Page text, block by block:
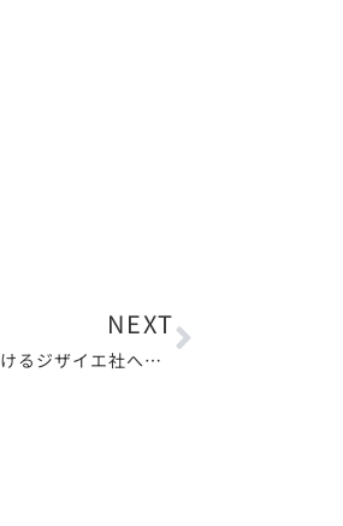
NEXT
遠隔就労プラットフォーム『JIZAIPAD』の開発を手がけるジザイエ社へ投資